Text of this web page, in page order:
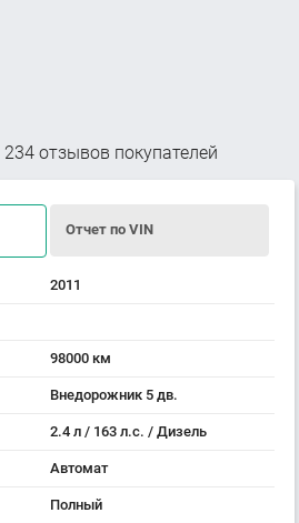
234 отзывов покупателей
Отчет по VIN
2011
98000 км
Внедорожник 5 дв.
2.4 л / 163 л.с. / Дизель
Автомат
Полный